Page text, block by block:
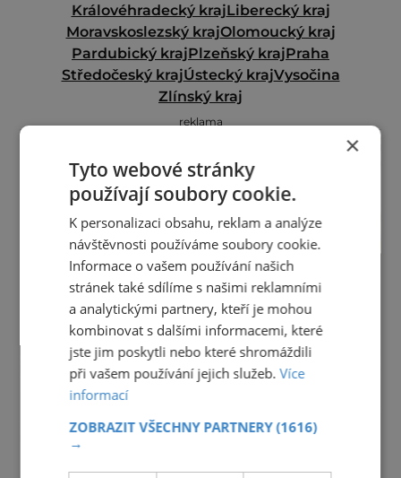
Královéhradecký krajLiberecký kraj
Moravskoslezský krajOlomoucký kraj
Pardubický krajPlzeňský krajPraha
Středočeský krajÚstecký krajVysočina
Zlínský kraj
reklama
×
Tyto webové stránky
používají soubory cookie.
K personalizaci obsahu, reklam a analýze
návštěvnosti používáme soubory cookie.
Informace o vašem používání našich
stránek také sdílíme s našimi reklamními
a analytickými partnery, kteří je mohou
kombinovat s dalšími informacemi, které
jste jim poskytli nebo které shromáždili
při vašem používání jejich služeb.Více
informací
ZOBRAZIT VŠECHNY PARTNERY(1616)
→